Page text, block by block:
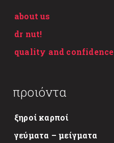
about us
dr nut!
quality and confidence
προιόντα
ξηροί καρποί
γεύματα – μείγματα